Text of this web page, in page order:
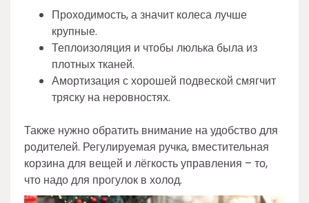
Проходимость, а значит колеса лучше
крупные.
Теплоизоляция и чтобы люлька была из
плотных тканей.
Амортизация с хорошей подвеской смягчит
тряску на неровностях.
Также нужно обратить внимание на удобство для
родителей. Регулируемая ручка, вместительная
корзина для вещей и лёгкость управления – то,
что надо для прогулок в холод.